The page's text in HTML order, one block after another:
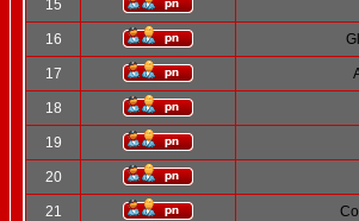
15
16
17
18
19
20
21